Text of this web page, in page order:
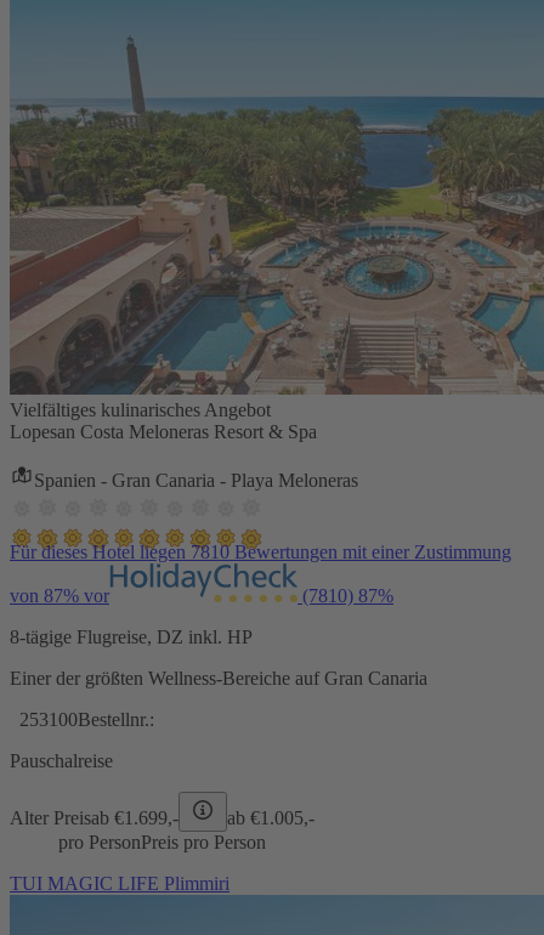
Vielfältiges kulinarisches Angebot
Lopesan Costa Meloneras Resort & Spa
Spanien - Gran Canaria - Playa Meloneras
Für dieses Hotel liegen 7810 Bewertungen mit einer Zustimmung
von 87% vor (7810) 87%
8-tägige Flugreise, DZ inkl. HP
Einer der größten Wellness-Bereiche auf Gran Canaria
253100Bestellnr.:
Pauschalreise
Alter Preisab €1.699,- ab €1.005,-
pro PersonPreis pro Person
TUI MAGIC LIFE Plimmiri